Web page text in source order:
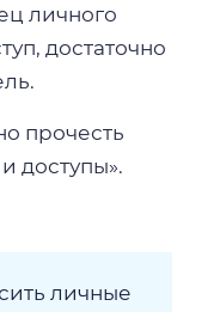
личного
достаточно
прочесть
доступы».
личные